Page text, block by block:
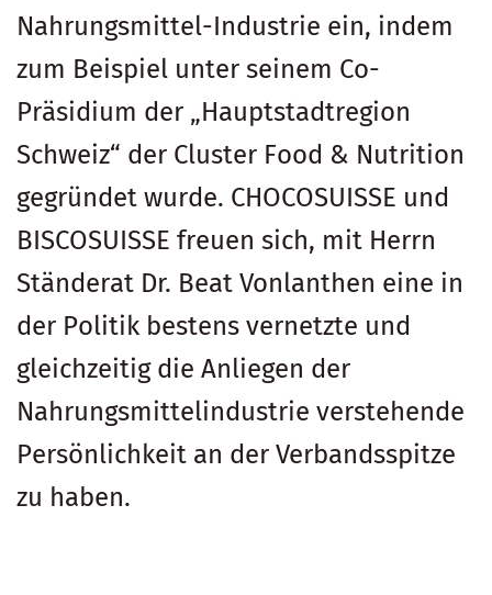
Nahrungsmittel-Industrie ein, indem
zum Beispiel unter seinem Co-
Präsidium der „Hauptstadtregion
Schweiz“ der Cluster Food & Nutrition
gegründet wurde. CHOCOSUISSE und
BISCOSUISSE freuen sich, mit Herrn
Ständerat Dr. Beat Vonlanthen eine in
der Politik bestens vernetzte und
gleichzeitig die Anliegen der
Nahrungsmittelindustrie verstehende
Persönlichkeit an der Verbandsspitze
zu haben.